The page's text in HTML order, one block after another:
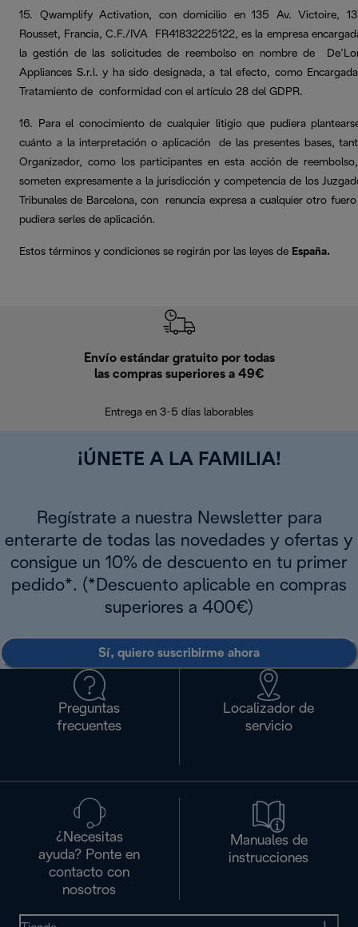
15. Qwamplify Activation, con domicilio en 135 Av. Victoire,
Rousset, Francia, C.F./IVA FR41832225122, es la empresa
la gestión de las solicitudes de reembolso en nombre de
Appliances S.r.l. y ha sido designada, a tal efecto, como
Tratamiento de conformidad con el artículo 28 del GDPR.
16. Para el conocimiento de cualquier litigio que pudiera
cuánto a la interpretación o aplicación de las presentes bases,
Organizador, como los participantes en esta acción de
someten expresamente a la jurisdicción y competencia de los
Tribunales de Barcelona, con renuncia expresa a cualquier otro fuero
pudiera serles de aplicación.
Estos términos y condiciones se regirán por las leyes de España.
Envío estándar gratuito por todas
las compras superiores a 49€
Entrega en 3-5 días laborables
¡ÚNETE A LA FAMILIA!
Regístrate a nuestra Newsletter para
enterarte de todas las novedades y ofertas y
consigue un 10% de descuento en tu primer
pedido*. (*Descuento aplicable en compras
superiores a 400€)
Sí, quiero suscribirme ahora
Preguntas
frecuentes
Localizador de
servicio
¿Necesitas
ayuda? Ponte en
contacto con
nosotros
Manuales de
instrucciones